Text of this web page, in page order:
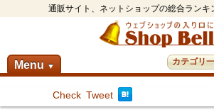
通販サイト、ネットショップの総合ランキ
Menu ▼ カテゴリ
Check Tweet